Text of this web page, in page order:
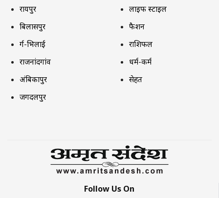
रायपुर
बिलासपुर
दुर्ग-भिलाई
राजनांदगांव
अंबिकापुर
जगदलपुर
लाइफ स्टाइल
फैशन
राशिफल
धर्म-कर्म
सेहत
Follow Us On